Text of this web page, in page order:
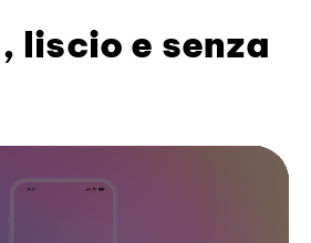
liscio e senza